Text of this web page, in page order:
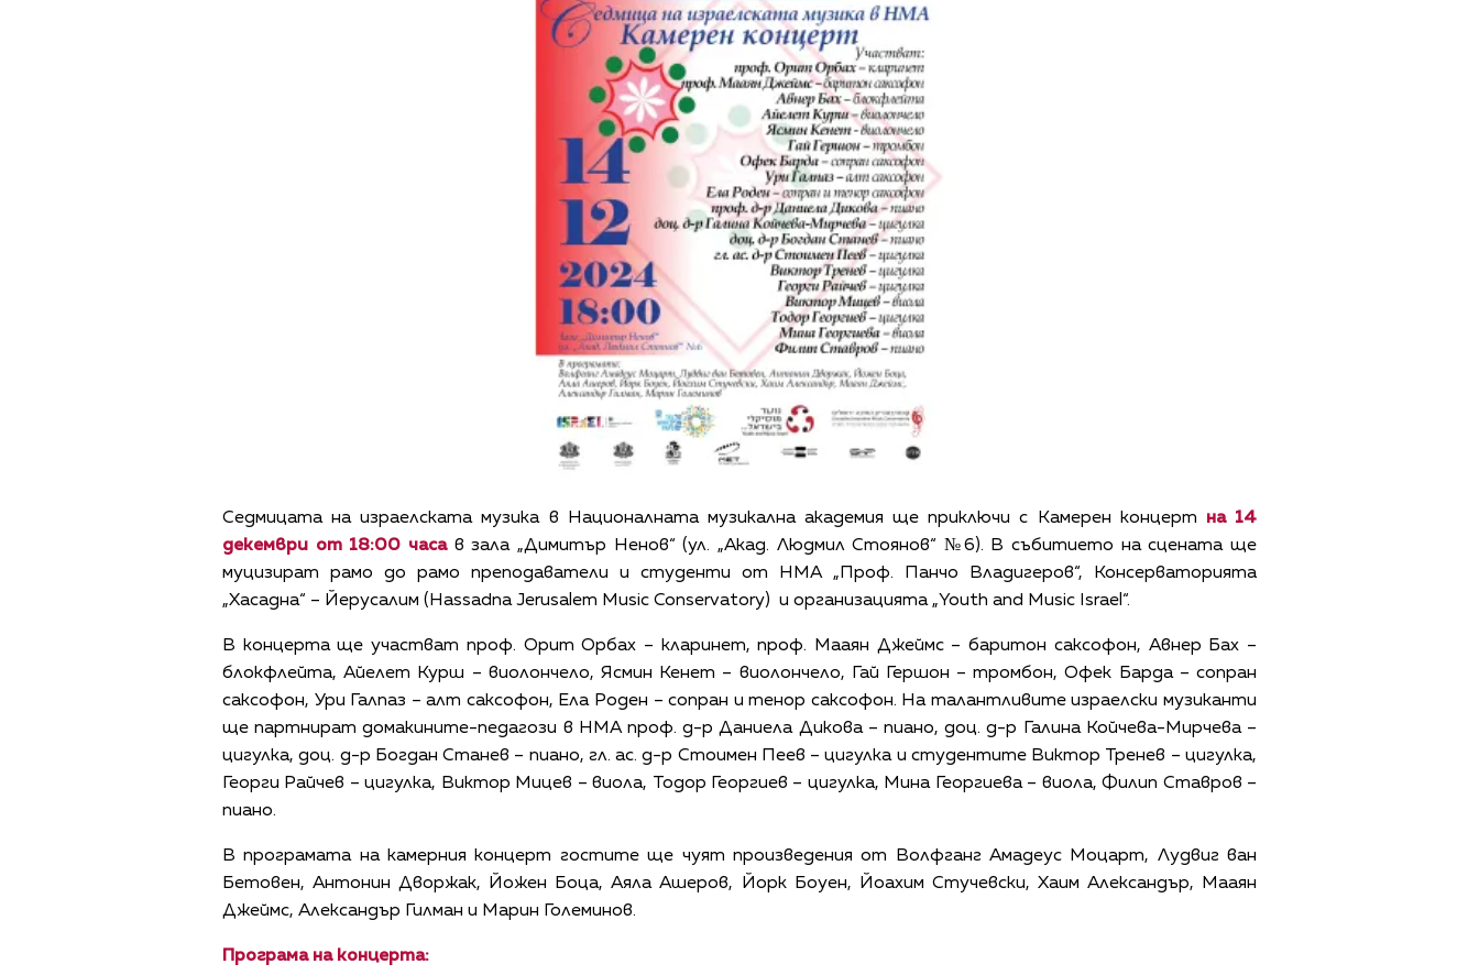
Седмицата на израелската музика в Националната музикална академия ще приключи с Камерен концерт на 14
декември от 18:00 часав зала „Димитър Ненов“ (ул. „Акад. Людмил Стоянов“ №6). В събитието на сцената ще
муцизират рамо до рамо преподаватели и студенти от НМА „Проф. Панчо Владигеров“, Консерваторията
„Хасадна“ – Йерусалим (Hassadna Jerusalem Music Conservatory) и организацията „Youth and Music Israel“.
В концерта ще участват проф. Орит Орбах – кларинет, проф. Мааян Джеймс – баритон саксофон, Авнер Бах –
блокфлейта, Айелет Курш – виолончело, Ясмин Кенет – виолончело, Гай Гершон – тромбон, Офек Барда – сопран
саксофон, Ури Галпаз – алт саксофон, Ела Роден – сопран и тенор саксофон. На талантливите израелски музиканти
ще партнират домакините-педагози в НМА проф. д-р Даниела Дикова – пиано, доц. д-р Галина Койчева-Мирчева –
цигулка, доц. д-р Богдан Станев – пиано, гл. ас. д-р Стоимен Пеев – цигулка и студентите Виктор Тренев – цигулка,
Георги Райчев – цигулка, Виктор Мицев – виола, Тодор Георгиев – цигулка, Мина Георгиева – виола, Филип Ставров –
пиано.
В програмата на камерния концерт гостите ще чуят произведения от Волфганг Амадеус Моцарт, Лудвиг ван
Бетовен, Антонин Дворжак, Йожен Боца, Аяла Ашеров, Йорк Боуен, Йоахим Стучевски, Хаим Александър, Мааян
Джеймс, Александър Гилман и Марин Големинов.
Програма на концерта: